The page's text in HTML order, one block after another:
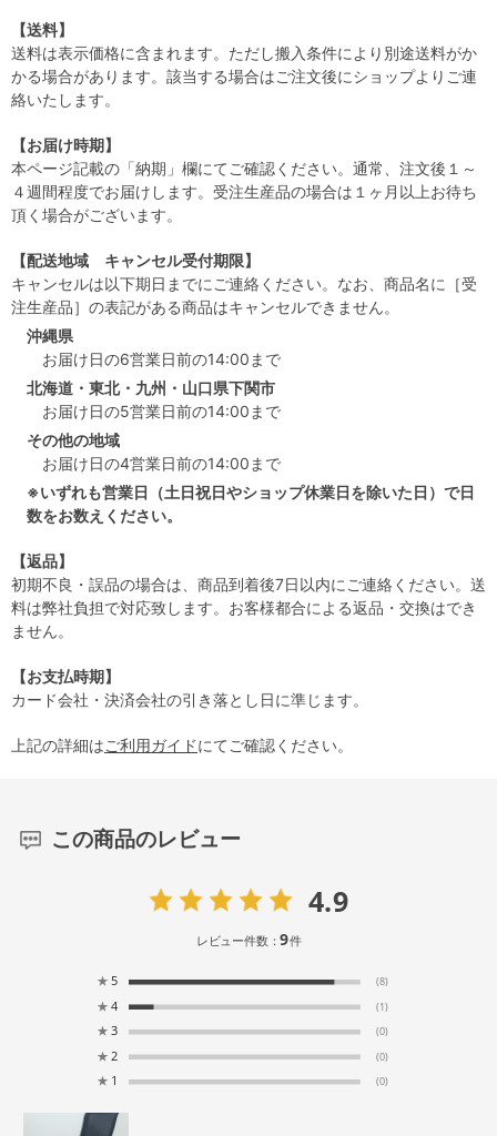
【送料】
送料は表示価格に含まれます。ただし搬入条件により別途送料がか
かる場合があります。該当する場合はご注文後にショップよりご連
絡いたします。
【お届け時期】
本ページ記載の「納期」欄にてご確認ください。通常、注文後１～
４週間程度でお届けします。受注生産品の場合は１ヶ月以上お待ち
頂く場合がございます。
【配送地域 キャンセル受付期限】
キャンセルは以下期日までにご連絡ください。なお、商品名に［受
注生産品］の表記がある商品はキャンセルできません。
沖縄県
お届け日の6営業日前の14:00まで
北海道・東北・九州・山口県下関市
お届け日の5営業日前の14:00まで
その他の地域
お届け日の4営業日前の14:00まで
※いずれも営業日（土日祝日やショップ休業日を除いた日）で日
数をお数えください。
【返品】
初期不良・誤品の場合は、商品到着後7日以内にご連絡ください。送
料は弊社負担で対応致します。お客様都合による返品・交換はでき
ません。
【お支払時期】
カード会社・決済会社の引き落とし日に準じます。
上記の詳細はご利用ガイドにてご確認ください。
この商品のレビュー
4.9
レビュー件数：9件
★ 5 (8)
★ 4 (1)
★ 3 (0)
★ 2 (0)
★ 1 (0)